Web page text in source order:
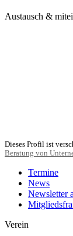
Austausch &
Dieses Profil ist
Beratung von
Termine
News
Newsletter
Verein